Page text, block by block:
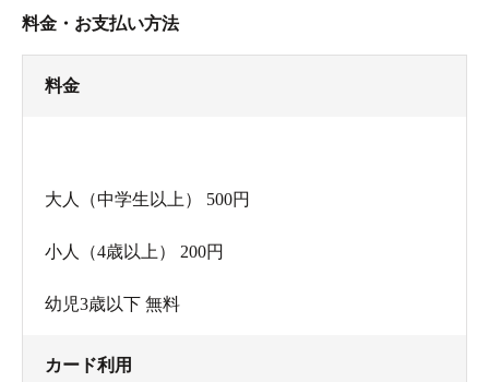
ダウンしそうでした。
あるのみで詳しい表示はありません。
い、不思議なお湯でした。
ら、「掛け流しですよね？」と訪ねると、
す。２８．８度と源泉温度が低いので加熱をして
料金・お支払い方法
料金
大人（中学生以上） 500円
小人（4歳以上） 200円
幼児3歳以下 無料
カード利用